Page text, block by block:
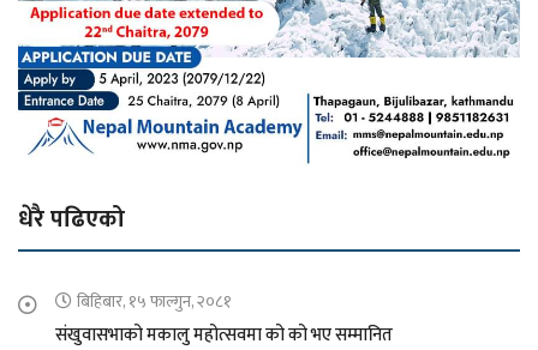
धेरै पढिएको
बिहिबार, १५ फाल्गुन, २०८१
संखुवासभाको मकालु महोत्सवमा को को भए सम्मानित